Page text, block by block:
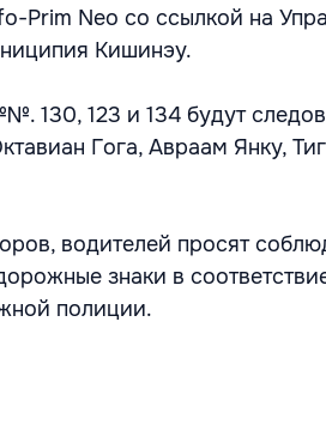
Prim Neo со ссылкой на
Кишинэу.
130, 123 и 134 будут
Гога, Авраам Янку,
водителей просят
знаки в
полиции.